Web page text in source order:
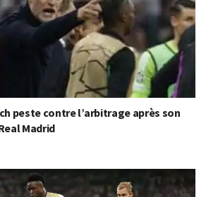
peste contre l’arbitrage après son
Madrid